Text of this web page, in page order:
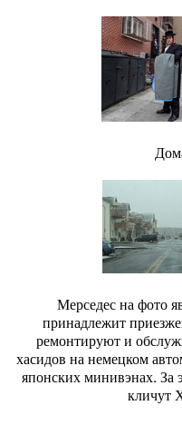
Мерседес на фото
принадлежит
ремонтируют и
хасидов на немецком
японских минивэнах.
кличут